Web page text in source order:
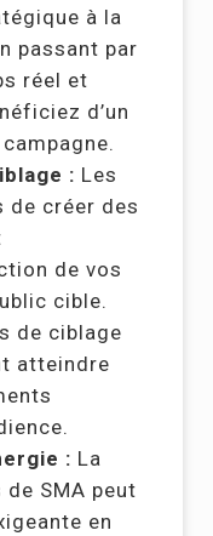
à la
passant par
réel et
d’un
: Les
de créer des
de vos
cible.
de ciblage
atteindre
: La
SMA peut
en